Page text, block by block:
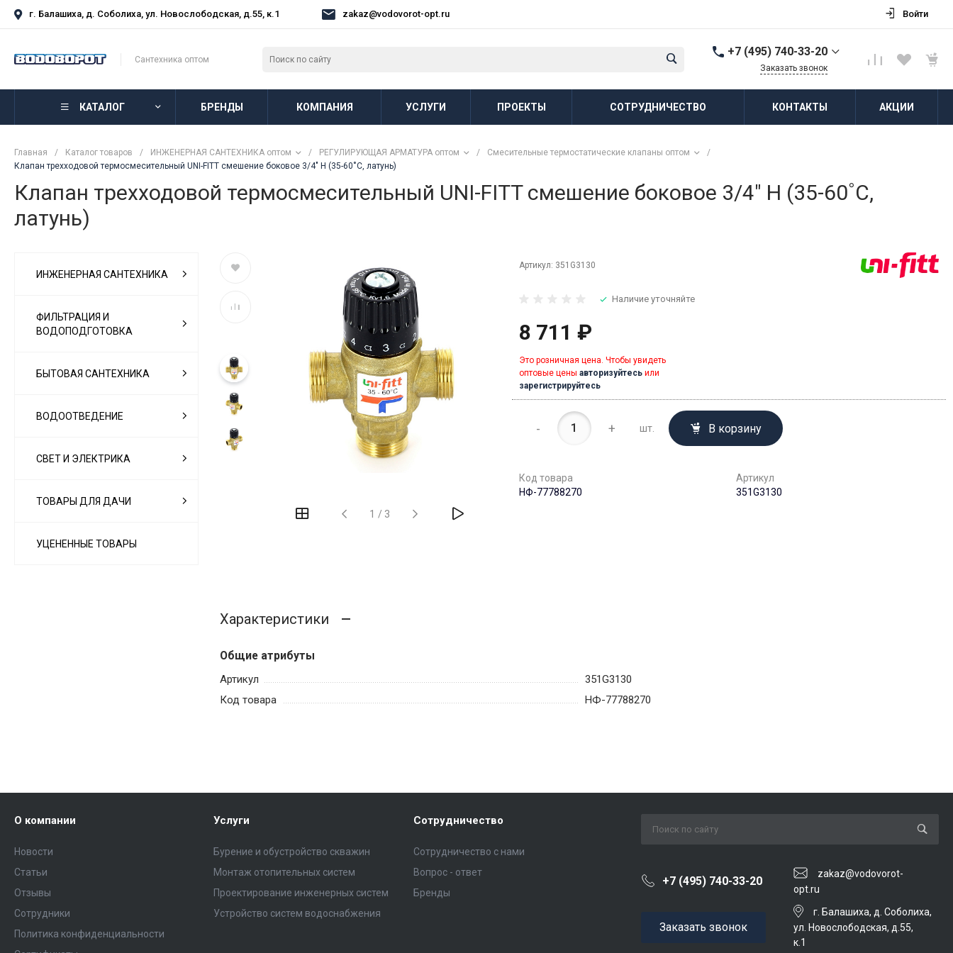
г. Балашиха, д. Соболиха, ул. Новослободская, д.55, к.1 zakaz@vodovorot-opt.ru Войти
Сантехника оптом
+7 (495) 740-33-20
г. Балашиха, д.
Заказать звонок
КАТАЛОГ БРЕНДЫ КОМПАНИЯ УСЛУГИ ПРОЕКТЫ СОТРУДНИЧЕСТВО КОНТАКТЫ АКЦИИ
Главная / Каталог товаров / ИНЖЕНЕРНАЯ САНТЕХНИКА оптом / РЕГУЛИРУЮЩАЯ АРМАТУРА оптом / Смесительные термостатические клапаны оптом
/
Клапан трехходовой термосмесительный UNI-FITT смешение боковое 3/4" Н (35-60˚С, латунь)
Клапан трехходовой термосмесительный UNI-FITT смешение боковое 3/4" Н (35-60˚С,
латунь)
ИНЖЕНЕРНАЯ САНТЕХНИКА
ФИЛЬТРАЦИЯ И
ВОДОПОДГОТОВКА
БЫТОВАЯ САНТЕХНИКА
ВОДООТВЕДЕНИЕ
СВЕТ И ЭЛЕКТРИКА
ТОВАРЫ ДЛЯ ДАЧИ
УЦЕНЕННЫЕ ТОВАРЫ
1 / 3
Артикул: 351G3130
Наличие уточняйте
8 711 ₽
Это розничная цена. Чтобы увидеть
оптовые цены авторизуйтесьили
зарегистрируйтесь
- + шт. В корзину
Код товара
НФ-77788270
Артикул
351G3130
Характеристики
Общие атрибуты
Артикул
351G3130
Код товара
НФ-77788270
О компании
Новости
Статьи
Отзывы
Сотрудники
Политика конфиденциальности
Услуги
Бурение и обустройство скважин
Монтаж отопительных систем
Проектирование инженерных систем
Устройство систем водоснабжения
Сотрудничество
Сотрудничество с нами
Вопрос - ответ
Бренды
+7 (495) 740-33-20
zakaz@vodovorot-
opt.ru
Заказать звонок
г. Балашиха, д. Соболиха,
ул. Новослободская, д.55,
к.1